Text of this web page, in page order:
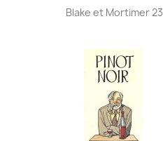
Aperçu rapide
Blake et Mortimer 23